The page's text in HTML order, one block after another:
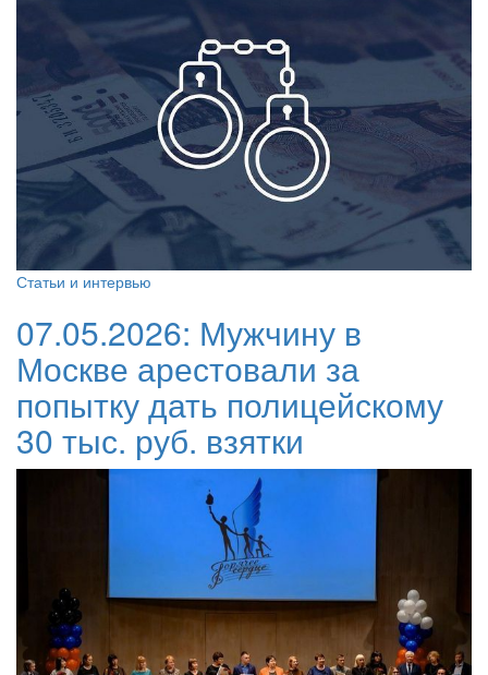
Статьи и интервью
07.05.2026: Мужчину в
Москве арестовали за
попытку дать полицейскому
30 тыс. руб. взятки